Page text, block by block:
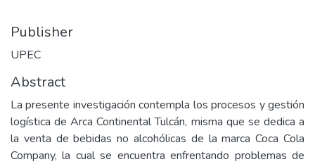
Publisher
UPEC
Abstract
La presente investigación contempla los procesos y gestión
logística de Arca Continental Tulcán, misma que se dedica a
la venta de bebidas no alcohólicas de la marca Coca Cola
Company, la cual se encuentra enfrentando problemas de